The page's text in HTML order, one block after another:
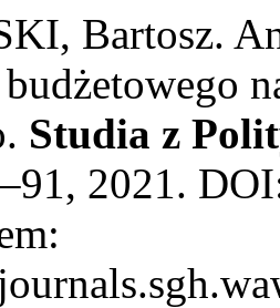
Bartosz.
budżetowego
Studia z
2021.